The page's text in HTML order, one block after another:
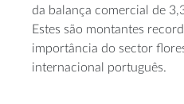
da balança comercial de
Estes são montantes
importância do sector
internacional português.